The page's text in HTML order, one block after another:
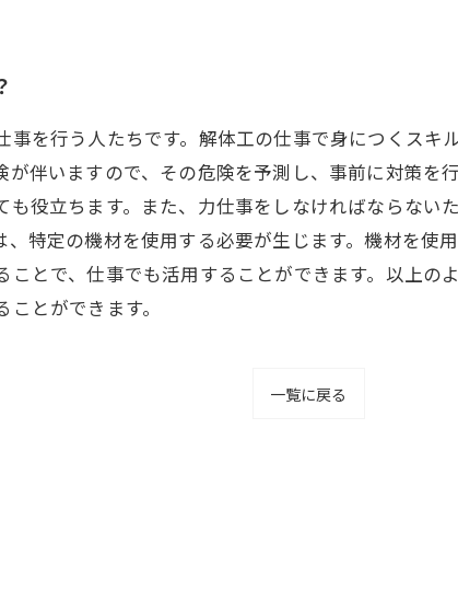
を行う人たちです。解体工の仕事で身につくスキ
が伴いますので、その危険を予測し、事前に対策
役立ちます。また、力仕事をしなければならない
特定の機材を使用する必要が生じます。機材を使
とで、仕事でも活用することができます。以上
とができます。
一覧に戻る